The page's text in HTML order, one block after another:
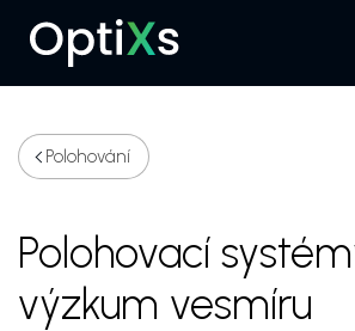
Menu
Polohování
Polohovací
výzkum vesmíru